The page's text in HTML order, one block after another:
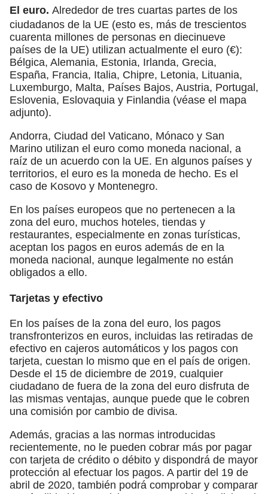
El euro. Alrededor de tres cuartas partes de los
ciudadanos de la UE (esto es, más de trescientos
cuarenta millones de personas en diecinueve
países de la UE) utilizan actualmente el euro (€):
Bélgica, Alemania, Estonia, Irlanda, Grecia,
España, Francia, Italia, Chipre, Letonia, Lituania,
Luxemburgo, Malta, Países Bajos, Austria, Portugal,
Eslovenia, Eslovaquia y Finlandia (véase el mapa
adjunto).
Andorra, Ciudad del Vaticano, Mónaco y San
Marino utilizan el euro como moneda nacional, a
raíz de un acuerdo con la UE. En algunos países y
territorios, el euro es la moneda de hecho. Es el
caso de Kosovo y Montenegro.
En los países europeos que no pertenecen a la
zona del euro, muchos hoteles, tiendas y
restaurantes, especialmente en zonas turísticas,
aceptan los pagos en euros además de en la
moneda nacional, aunque legalmente no están
obligados a ello.
Tarjetas y efectivo
En los países de la zona del euro, los pagos
transfronterizos en euros, incluidas las retiradas de
efectivo en cajeros automáticos y los pagos con
tarjeta, cuestan lo mismo que en el país de origen.
Desde el 15 de diciembre de 2019, cualquier
ciudadano de fuera de la zona del euro disfruta de
las mismas ventajas, aunque puede que le cobren
una comisión por cambio de divisa.
Además, gracias a las normas introducidas
recientemente, no le pueden cobrar más por pagar
con tarjeta de crédito o débito y dispondrá de mayor
protección al efectuar los pagos. A partir del 19 de
abril de 2020, también podrá comprobar y comparar